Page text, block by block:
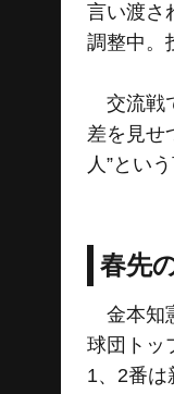
言い渡さ
調整中。
交流戦
差を見せ
人”とい
春先
金本知
球団トッ
1、2番は